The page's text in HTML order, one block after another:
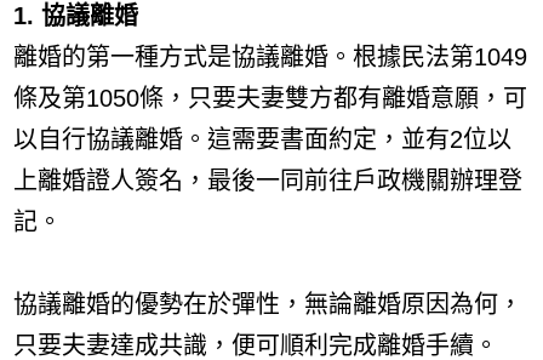
1. 協議離婚
離婚的第一種方式是協議離婚。根據民法第1049
條及第1050條，只要夫妻雙方都有離婚意願，可
以自行協議離婚。這需要書面約定，並有2位以
上離婚證人簽名，最後一同前往戶政機關辦理登
記。
協議離婚的優勢在於彈性，無論離婚原因為何，
只要夫妻達成共識，便可順利完成離婚手續。